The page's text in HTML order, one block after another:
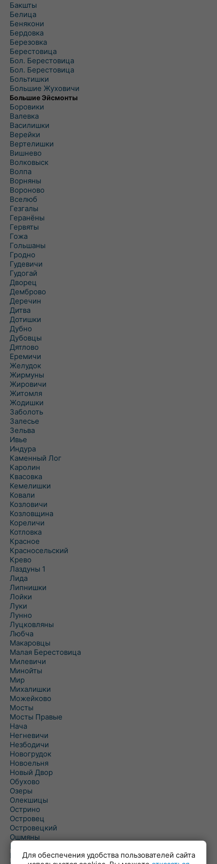
Бакшты
Белица
Бенякони
Бердовка
Березовка
Берестовица
Бол. Берестовица
Бол. Берестовица
Больтишки
Большие Жуховичи
Большие Эйсмонты
Боровики
Валевка
Василишки
Верейки
Вертелишки
Вишнево
Волковыск
Волпа
Ворняны
Вороново
Вселюб
Гезгалы
Геранёны
Гервяты
Гожа
Гольшаны
Гродно
Гудевичи
Гудогай
Дворец
Демброво
Деречин
Дитва
Дотишки
Дубно
Дубовцы
Дятлово
Еремичи
Желудок
Жирмуны
Жировичи
Житомля
Жодишки
Заболоть
Залесье
Зельва
Ивье
Индура
Каменный Лог
Каролин
Квасовка
Кемелишки
Ковали
Козловичи
Козловщина
Кореличи
Котловка
Красное
Красносельский
Крево
Лаздуны 1
Лида
Липнишки
Лойки
Луки
Лунно
Луцковляны
Любча
Макаровцы
Малая Берестовица
Милевичи
Минойты
Мир
Михалишки
Можейково
Мосты
Мосты Правые
Нача
Негневичи
Незбодичи
Новогрудок
Новоельня
Новый Двор
Обухово
Озеры
Олекшицы
Острино
Островец
Островецкий
Ошмяны
Первомайская
Первомайский
Для обеспечения удобства пользователей сайта